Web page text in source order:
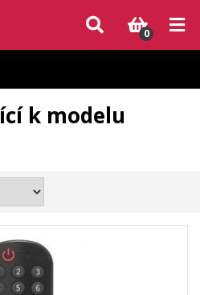
dodání dílů, které nejsou skladem,
za pochopení.
0
k modelu